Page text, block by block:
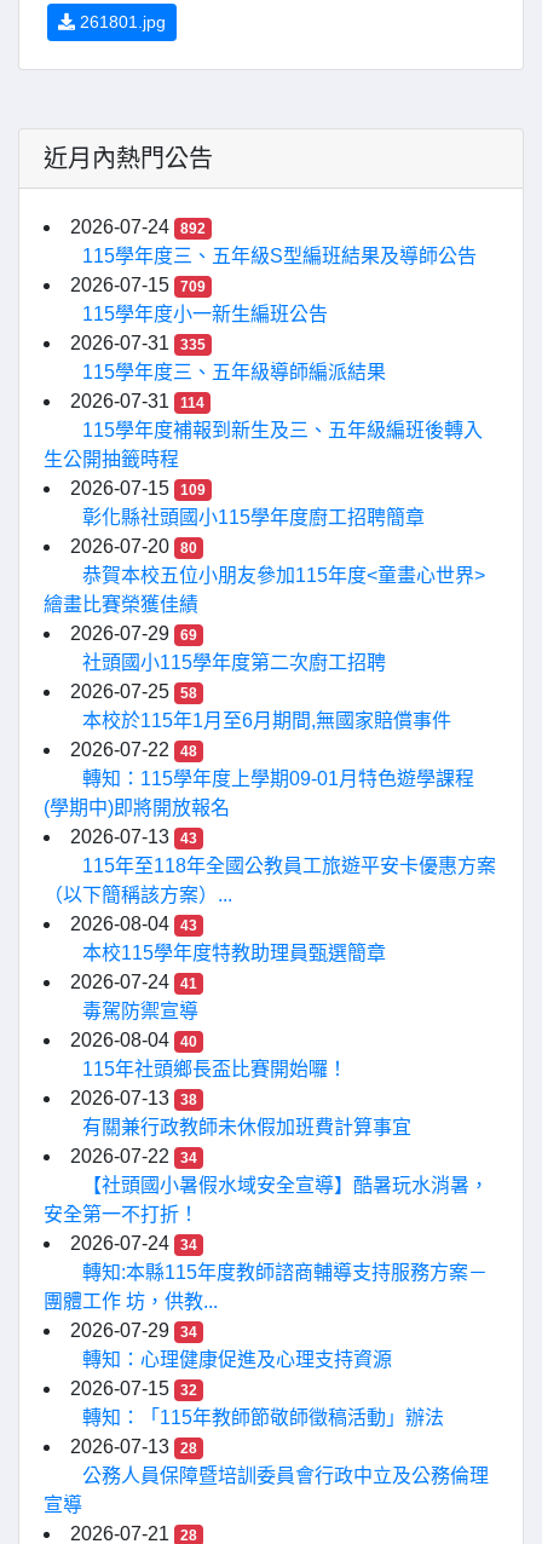
261801.jpg
近月內熱門公告
2026-07-24 892
115學年度三、五年級S型編班結果及導師公告
2026-07-15
709
115學年度小一新生編班公告
2026-07-31
335
115學年度三、五年級導師編派結果
2026-07-31
114
115學年度補報到新生及三、五年級編班後轉入
生公開抽籤時程
2026-07-15
109
彰化縣社頭國小115學年度廚工招聘簡章
2026-07-20
80
恭賀本校五位小朋友參加115年度<童畫心世界>
繪畫比賽榮獲佳績
2026-07-29
69
社頭國小115學年度第二次廚工招聘
2026-07-25
58
本校於115年1月至6月期間,無國家賠償事件
2026-07-22
48
轉知：115學年度上學期09-01月特色遊學課程
(學期中)即將開放報名
2026-07-13
43
115年至118年全國公教員工旅遊平安卡優惠方案
（以下簡稱該方案）...
2026-08-04
43
本校115學年度特教助理員甄選簡章
2026-07-24
41
毒駕防禦宣導
2026-08-04
40
115年社頭鄉長盃比賽開始囉！
2026-07-13
38
有關兼行政教師未休假加班費計算事宜
2026-07-22
34
【社頭國小暑假水域安全宣導】酷暑玩水消暑，
安全第一不打折！
2026-07-24
34
轉知:本縣115年度教師諮商輔導支持服務方案－
團體工作 坊，供教...
2026-07-29
34
轉知：心理健康促進及心理支持資源
2026-07-15
32
轉知：「115年教師節敬師徵稿活動」辦法
2026-07-13
28
公務人員保障暨培訓委員會行政中立及公務倫理
宣導
2026-07-21
28